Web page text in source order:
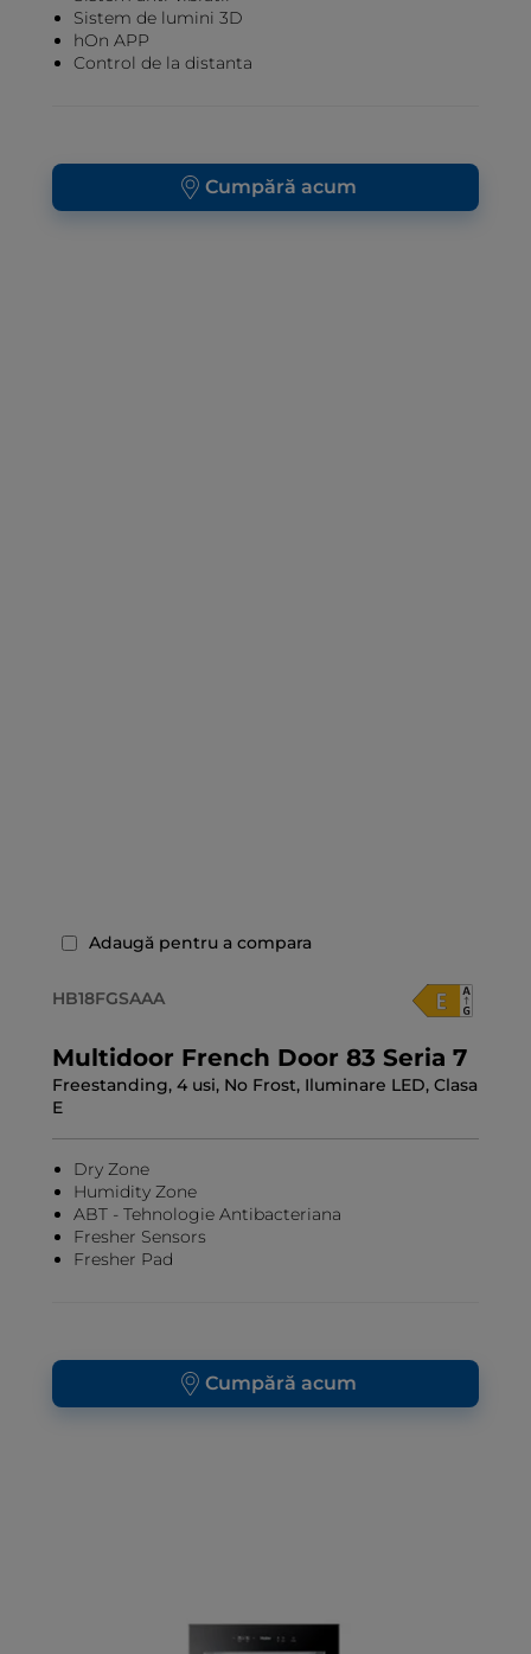
Sistem de lumini 3D
hOn APP
Control de la distanta
Cumpără acum
Adaugă pentru a compara
HB18FGSAAA
Multidoor French Door 83 Seria 7
Freestanding, 4 usi, No Frost, Iluminare LED, Clasa
E
Dry Zone
Humidity Zone
ABT - Tehnologie Antibacteriana
Fresher Sensors
Fresher Pad
Cumpără acum